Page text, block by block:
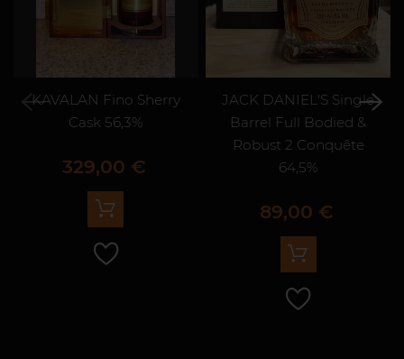
KAVALAN Fino Sherry
Cask 56,3%
Prix
329,00 €
JACK DANIEL'S Single
Barrel Full Bodied &
Robust 2 Conquête
64,5%
Prix
89,00 €